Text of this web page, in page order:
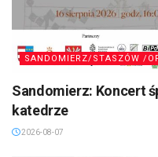
SANDOMIERZ/STASZÓW /
Sandomierz: Koncert
katedrze
2026-08-07